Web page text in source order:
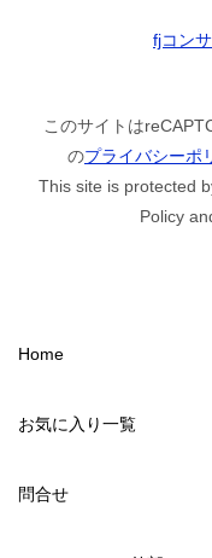
fjコン
このサイトは
のプライバシーポ
This site is protected
Policy
Home
お気に入り一覧
問合せ